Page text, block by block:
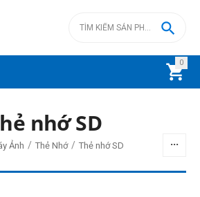
0


nhớ SD
Ảnh / Thẻ Nhớ / Thẻ nhớ SD